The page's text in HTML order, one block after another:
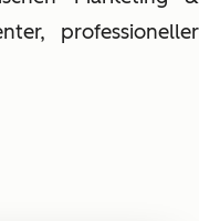
professioneller